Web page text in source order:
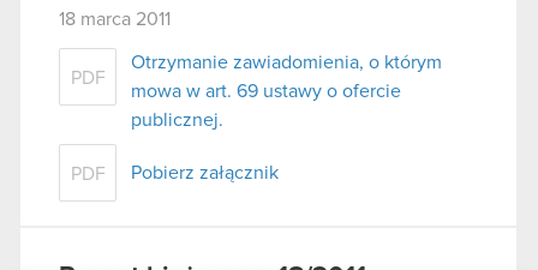
18 marca 2011
PDF
Otrzymanie zawiadomienia, o którym
mowa w art. 69 ustawy o ofercie
publicznej.
PDF Pobierz załącznik